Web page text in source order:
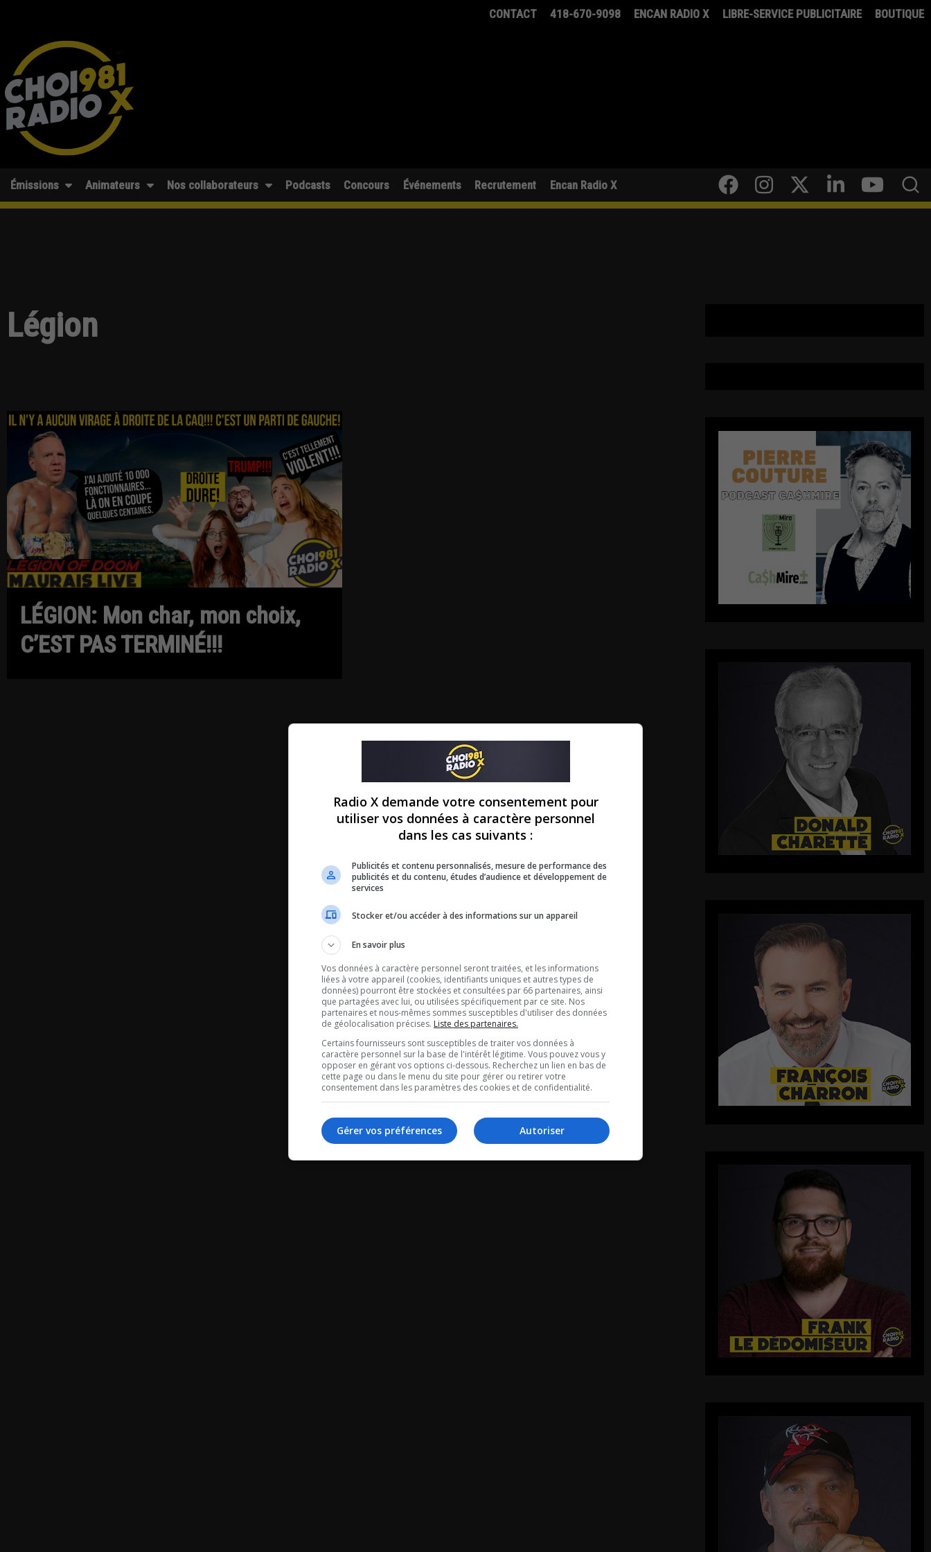
CONTACT 418-670-9098 ENCAN RADIO X LIBRE-SERVICE PUBLICITAIRE BOUTIQUE
Émissions Animateurs Nos collaborateurs Podcasts Concours Événements Recrutement Encan Radio X
Légion
LÉGION: Mon char, mon choix,
C’EST PAS TERMINÉ!!!
Radio X demande votre consentement pour
utiliser vos données à caractère personnel
dans les cas suivants :
Publicités et contenu personnalisés, mesure de performance des
publicités et du contenu, études d’audience et développement de
services
Stocker et/ou accéder à des informations sur un appareil
En savoir plus
Vos données à caractère personnel seront traitées, et les informations
liées à votre appareil (cookies, identifiants uniques et autres types de
données) pourront être stockées et consultées par 66 partenaires, ainsi
que partagées avec lui, ou utilisées spécifiquement par ce site. Nos
partenaires et nous-mêmes sommes susceptibles d'utiliser des données
de géolocalisation précises. Liste des partenaires.
Certains fournisseurs sont susceptibles de traiter vos données à
caractère personnel sur la base de l'intérêt légitime. Vous pouvez vous y
opposer en gérant vos options ci-dessous. Recherchez un lien en bas de
cette page ou dans le menu du site pour gérer ou retirer votre
consentement dans les paramètres des cookies et de confidentialité.
Autoriser
Gérer vos préférences